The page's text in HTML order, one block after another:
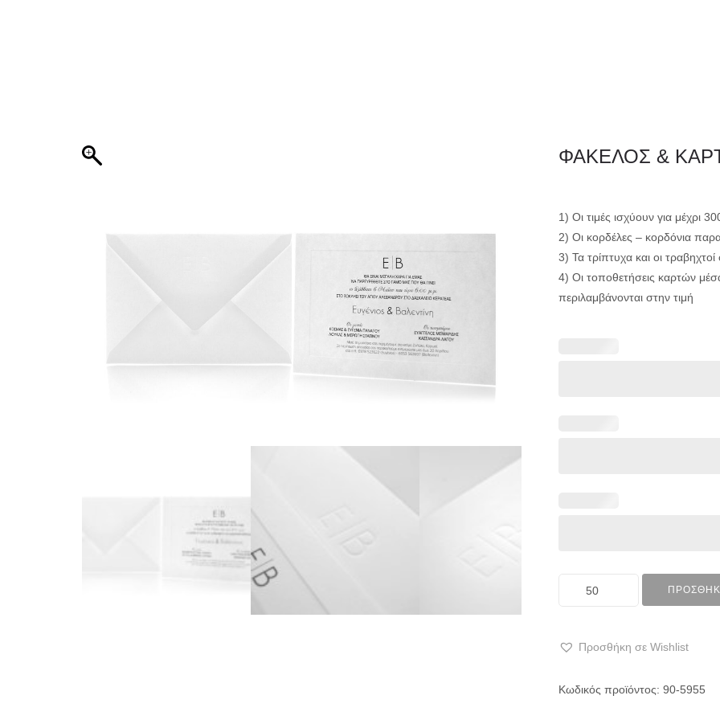
Εταιρειών/Τιμολογίων/
Ξενοδοχείων
ΦΑΚΕΛΟΣ &
1) Οι τιμές ισχύουν για μέχρι
2) Οι κορδέλες – κορδόνια
3) Τα τρίπτυχα και οι
4) Οι τοποθετήσεις καρτών
περιλαμβάνονται στην τιμή
Προσθήκη σε Wishlist
Κωδικός προϊόντος: 90-5955